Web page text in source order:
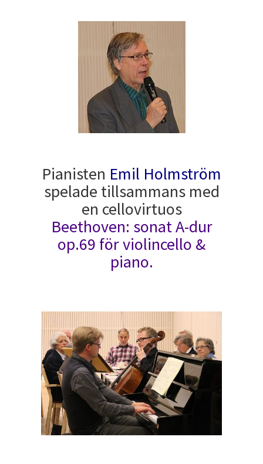
Pianisten Emil Holmström
spelade tillsammans med
en cellovirtuos
Beethoven: sonat A-dur
op.69 för violincello &
piano.